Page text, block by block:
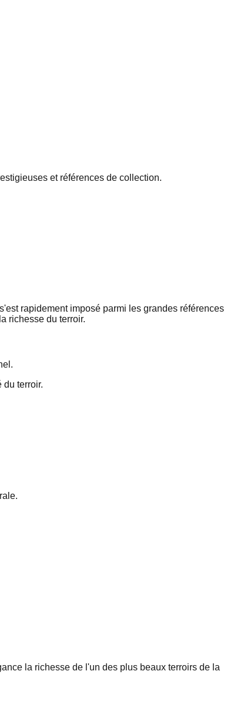
et références de collection.
rapidement imposé parmi les grandes références
richesse du terroir.
du terroir.
la richesse de l'un des plus beaux terroirs de la